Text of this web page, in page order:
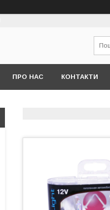
ПРО НАС КОНТАКТИ